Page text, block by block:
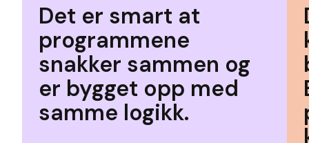
Det er smart at
programmene
snakker sammen og
er bygget opp med
samme logikk.